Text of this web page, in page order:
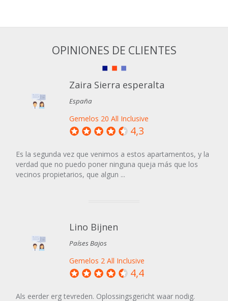
OPINIONES DE CLIENTES
Zaira Sierra esperalta
España
Gemelos 20 All Inclusive
4,3
Es la segunda vez que venimos a estos apartamentos, y la
verdad que no puedo poner ninguna queja más que los
vecinos propietarios, que algun ...
Lino Bijnen
Países Bajos
Gemelos 2 All Inclusive
4,4
Als eerder erg tevreden. Oplossingsgericht waar nodig.